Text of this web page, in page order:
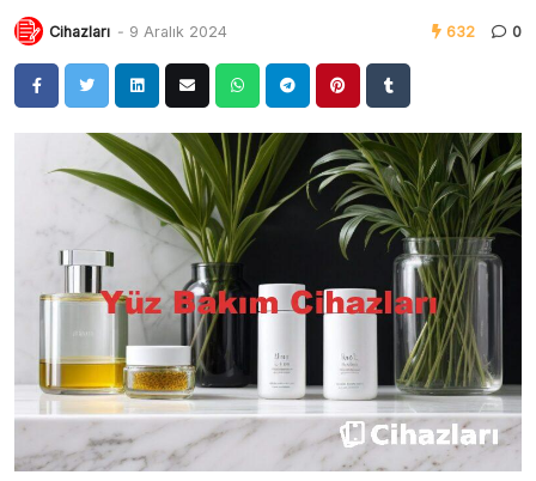
Cihazları - 9 Aralık 2024 632 0